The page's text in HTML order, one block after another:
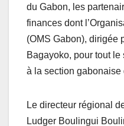
du Gabon, les
finances dont
(OMS Gabon), dirigée
Bagayoko, pour tout
à la section gabonaise
Le directeur régional
Ludger Boulingui